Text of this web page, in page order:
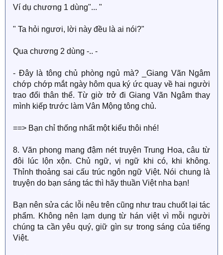
Ví dụ chương 1 dùng"... "
" Ta hỏi ngươi, lời này đều là ai nói?"
Qua chương 2 dùng -.. -
- Đây là tông chủ phòng ngủ mà? _Giang Vãn Ngâm
chớp chớp mắt ngày hôm qua ký ức quay về hai người
trao đổi thân thể. Từ giờ trở đi Giang Vãn Ngâm thay
mình kiếp trước làm Vân Mộng tông chủ.
==> Bạn chỉ thống nhất một kiểu thôi nhé!
8. Văn phong mang đậm nét truyện Trung Hoa, câu từ
đôi lúc lộn xộn. Chủ ngữ, vị ngữ khi có, khi không.
Thỉnh thoảng sai cấu trúc ngôn ngữ Việt. Nói chung là
truyện do bạn sáng tác thì hãy thuần Việt nha bạn!
Bạn nên sửa các lỗi nêu trên cũng như trau chuốt lại tác
phẩm. Không nên lạm dụng từ hán việt vì mỗi người
chúng ta cần yêu quý, giữ gìn sự trong sáng của tiếng
Việt.